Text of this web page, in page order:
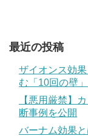
最近の投稿
ザイオンス効
む「10回の壁」
【悪用厳禁】
断事例を公開
バーナム効果